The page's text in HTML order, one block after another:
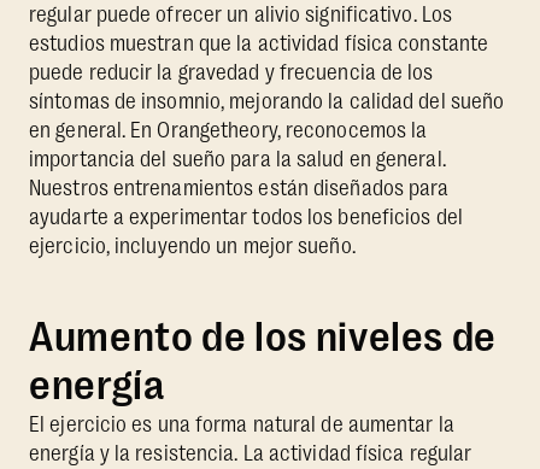
regular puede ofrecer un alivio significativo. Los
estudios muestran que la actividad física constante
puede reducir la gravedad y frecuencia de los
síntomas de insomnio, mejorando la calidad del sueño
en general. En Orangetheory, reconocemos la
importancia del sueño para la salud en general.
Nuestros entrenamientos están diseñados para
ayudarte a experimentar todos los beneficios del
ejercicio, incluyendo un mejor sueño.
Aumento de los niveles de
energía
El ejercicio es una forma natural de aumentar la
energía y la resistencia. La actividad física regular